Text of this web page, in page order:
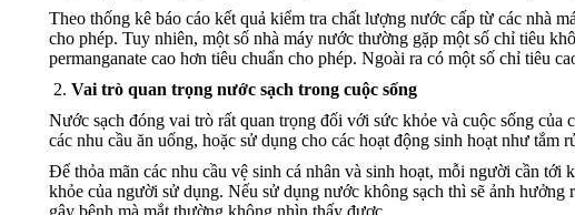
Theo thống kê báo cáo kết quả kiểm tra chất lượng nước cấp từ các nhà
cho phép. Tuy nhiên, một số nhà máy nước thường gặp một số chỉ tiêu
permanganate cao hơn tiêu chuẩn cho phép. Ngoài ra có một số chỉ tiêu
Vai trò quan trọng nước sạch trong cuộc sống
Nước sạch đóng vai trò rất quan trọng đối với sức khỏe và cuộc sống
các nhu cầu ăn uống, hoặc sử dụng cho các hoạt động sinh hoạt như
Để thỏa mãn các nhu cầu vệ sinh cá nhân và sinh hoạt, mỗi người cần
khỏe của người sử dụng. Nếu sử dụng nước không sạch thì sẽ ảnh